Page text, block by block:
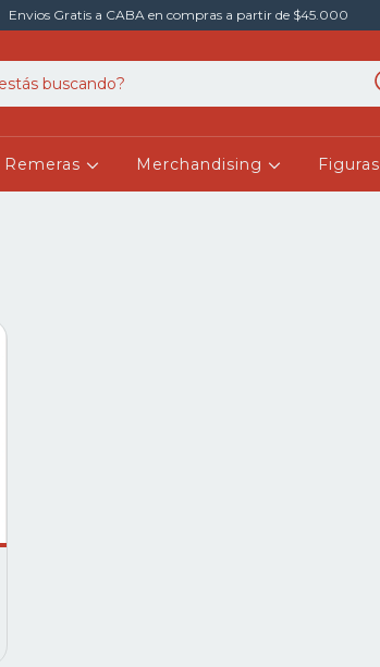
Envios Gratis a CABA en compras a partir de $45.000
Remeras Merchandising Figuras